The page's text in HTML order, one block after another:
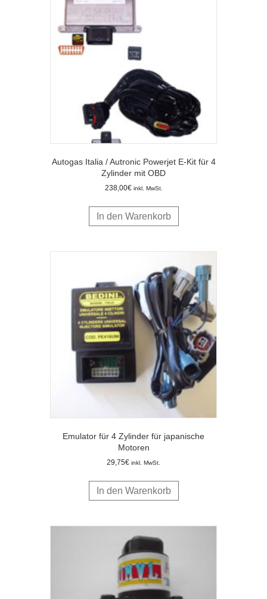
Autogas Italia / Autronic Powerjet E-Kit für 4
Zylinder mit OBD
238,00€ inkl. MwSt.
In den Warenkorb
Emulator für 4 Zylinder für japanische
Motoren
29,75€ inkl. MwSt.
In den Warenkorb